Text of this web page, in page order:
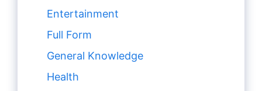
Entertainment
Full Form
General Knowledge
Health